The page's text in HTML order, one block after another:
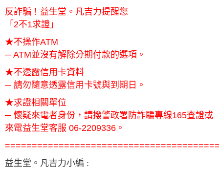
反詐騙！益生堂。凡吉力提醒您
「2不1求證」
★不操作ATM
─ ATM並沒有解除分期付款的選項。
★不透露信用卡資料
─ 請勿隨意透露信用卡號與到期日。
★求證相關單位
─ 懷疑來電者身份，請撥警政署防詐騙專線165查證或
來電益生堂客服 06-2209336。
益生堂。凡吉力小編 :